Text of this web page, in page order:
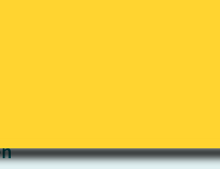
wrażliwych